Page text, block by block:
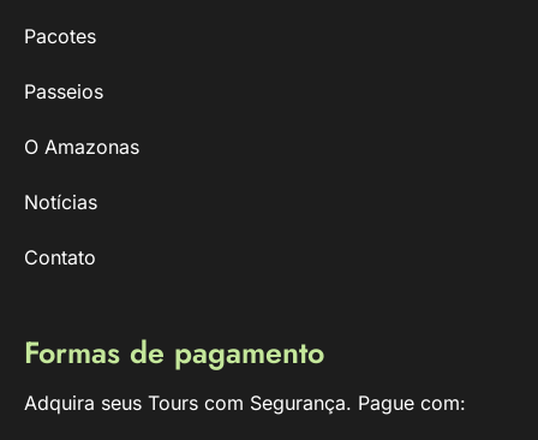
Pacotes
Passeios
O Amazonas
Notícias
Contato
Formas de pagamento
Adquira seus Tours com Segurança. Pague com: